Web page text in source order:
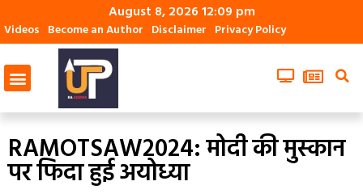
August 8, 2026 12:09 pm
Videos Become an Author Disclaimer Privacy Policy
RAMOTSAW2024: मोदी की मुस्कान
पर फिदा हुई अयोध्या